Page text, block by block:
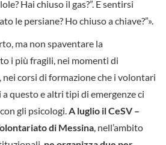
Hai chiuso il gas?”. E sentirsi
le persiane? Ho chiuso a chiave?”».
ma non spaventare la
i più fragili, nei momenti di
nei corsi di formazione che i volontari
questo e altri tipi di emergenze ci
gli psicologi.A luglio il CeSV –
di Messina, nell’ambito